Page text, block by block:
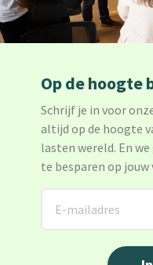
Op de hoogte
Schrijf je in voor
altijd op de hoogte
lasten wereld. En
te besparen op jouw